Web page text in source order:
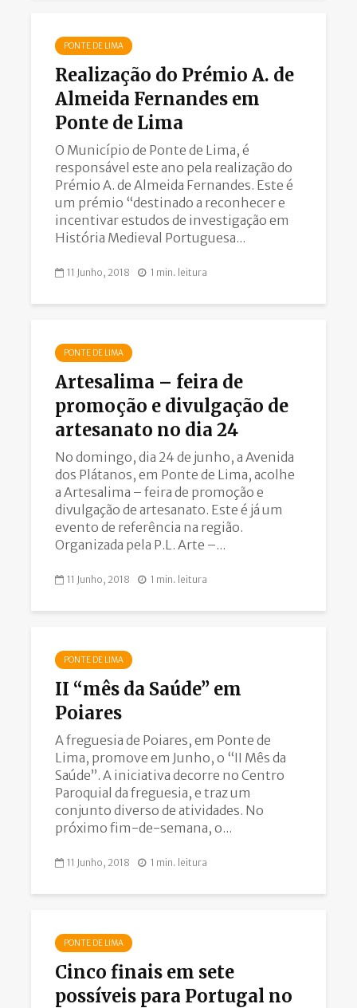
PONTE DE LIMA
Realização do Prémio A. de
Almeida Fernandes em
Ponte de Lima
O Município de Ponte de Lima, é
responsável este ano pela realização do
Prémio A. de Almeida Fernandes. Este é
um prémio “destinado a reconhecer e
incentivar estudos de investigação em
História Medieval Portuguesa...
11 Junho, 2018 1 min. leitura
PONTE DE LIMA
Artesalima – feira de
promoção e divulgação de
artesanato no dia 24
No domingo, dia 24 de junho, a Avenida
dos Plátanos, em Ponte de Lima, acolhe
a Artesalima – feira de promoção e
divulgação de artesanato. Este é já um
evento de referência na região.
Organizada pela P.L. Arte –...
11 Junho, 2018 1 min. leitura
PONTE DE LIMA
II “mês da Saúde” em
Poiares
A freguesia de Poiares, em Ponte de
Lima, promove em Junho, o “II Mês da
Saúde”. A iniciativa decorre no Centro
Paroquial da freguesia, e traz um
conjunto diverso de atividades. No
próximo fim-de-semana, o...
11 Junho, 2018 1 min. leitura
PONTE DE LIMA
Cinco finais em sete
possíveis para Portugal no